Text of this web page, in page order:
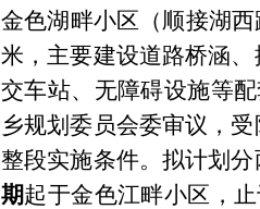
金色湖畔小区（顺接湖
米，主要建设道路桥涵
交车站、无障碍设施等
乡规划委员会委审议，
整段实施条件。拟计划
期起于金色江畔小区，